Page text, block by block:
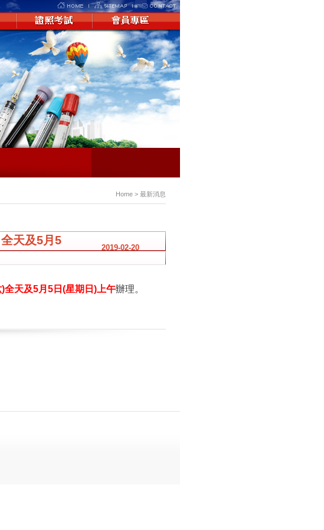
Home > 最新消息
天及5月5
2019-02-20
)全天及5月5日(星期日) 上午辦理。